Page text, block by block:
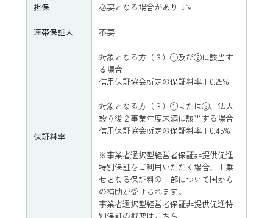
担保 必要となる場合があります
連帯保証人 不要
保証料率
対象となる方（３）①及び②に該当す
る場合
信用保証協会所定の保証料率+0.25%
対象となる方（３）①または②、法人
設立後２事業年度未満に該当する場合
信用保証協会所定の保証料率+0.45%
※事業者選択型経営者保証非提供促進
特別保証をご利用いただく場合、上乗
せとなる保証料の一部について国から
の補助が受けられます。
事業者選択型経営者保証非提供促進特
別保証の概要はこちら